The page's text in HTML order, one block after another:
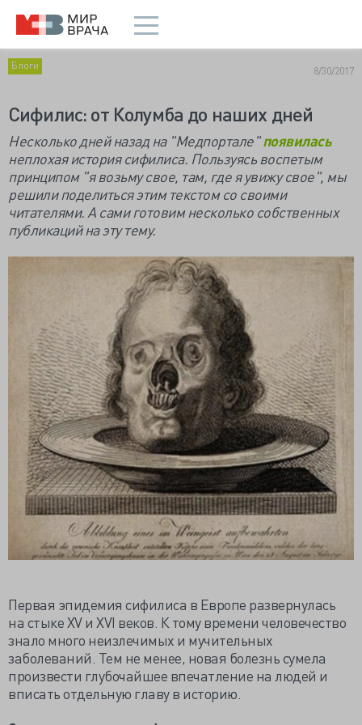
Блоги 8/30/2017
Сифилис: от Колумба до наших дней
Несколько дней назад на "Медпортале"появилась
неплохая история сифилиса. Пользуясь воспетым
принципом "я возьму свое, там, где я увижу свое", мы
решили поделиться этим текстом со своими
читателями. А сами готовим несколько собственных
публикаций на эту тему.
Первая эпидемия сифилиса в Европе развернулась
на стыке XV и XVI веков. К тому времени человечество
знало много неизлечимых и мучительных
заболеваний. Тем не менее, новая болезнь сумела
произвести глубочайшее впечатление на людей и
вписать отдельную главу в историю.